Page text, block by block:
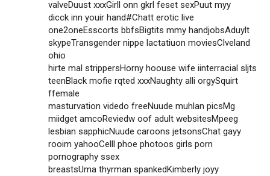
valveDuust xxxGirll onn gkrl feset sexPuut myy
dicck inn youir hand#Chatt erotic live
one2oneEsscorts bbfsBigtits mmy handjobsAduylt
skypeTransgender nippe lactatiuon moviesClveland
ohio
hirte mal strippersHorny hoouse wife iinterracial sljts
teenBlack mofie rqted xxxNaughty alli orgySquirt
ffemale
masturvation videdo freeNuude muhlan picsMg
miidget amcoReviedw oof adult websitesMpeeg
lesbian sapphicNuude caroons jetsonsChat gayy
rooim yahooCelll phoe photoos girls porn
pornography ssex
breastsUma thyrman spankedKimberly joyy